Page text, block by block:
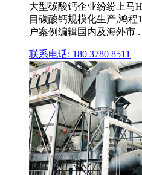
大型碳酸钙企业纷纷上马
目碳酸钙规模化生产,鸿程
户案例编辑国内及海外市 .
联系电话: 180 3780 8511